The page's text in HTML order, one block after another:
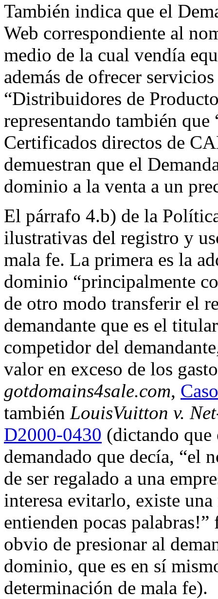
También indica que el
Web correspondiente al
medio de la cual vendía
además de ofrecer
“Distribuidores de
representando también
Certificados directos de
demuestran que el
dominio a la venta a un
El párrafo 4.b) de la
ilustrativas del registro y
mala fe. La primera es la
dominio “principalmente
de otro modo transferir el
demandante que es el
competidor del
valor en exceso de los
gotdomains4sale.com,
también LouisVuitton v.
D2000-0430 (dictando que
demandado que decía, “el
de ser regalado a una
interesa evitarlo, existe
entienden pocas
obvio de presionar al
dominio, que es en sí
determinación de mala fe).